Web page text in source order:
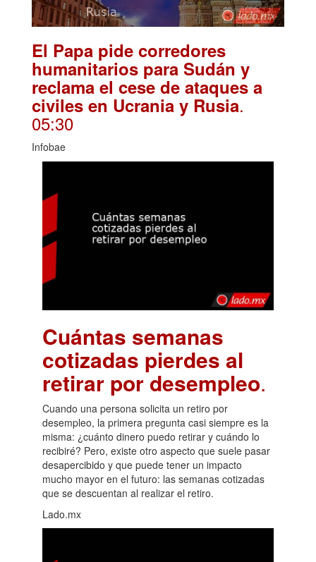
El Papa pide corredores
humanitarios para Sudán y
reclama el cese de ataques a
civiles en Ucrania y Rusia.
05:30
Infobae
Cuántas semanas
cotizadas pierdes al
retirar por desempleo.
Cuando una persona solicita un retiro por
desempleo, la primera pregunta casi siempre es la
misma: ¿cuánto dinero puedo retirar y cuándo lo
recibiré? Pero, existe otro aspecto que suele pasar
desapercibido y que puede tener un impacto
mucho mayor en el futuro: las semanas cotizadas
que se descuentan al realizar el retiro.
Lado.mx